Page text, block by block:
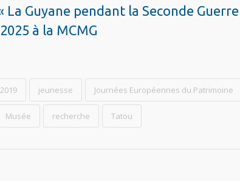
La Guyane pendant la Seconde Guerre
à la MCMG
jeunesse Journées Européennes du Patrimoine
Musée recherche Tatou